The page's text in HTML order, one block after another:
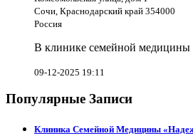
Сочи, Краснодарский край 354000
Россия
В клинике семейной медицины
09-12-2025 19:11
Популярные Записи
Клиника Семейной Медицины